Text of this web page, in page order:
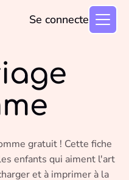
Se connecter
gratuit ! Cette fiche
enfants qui aiment l'art
et à imprimer à la